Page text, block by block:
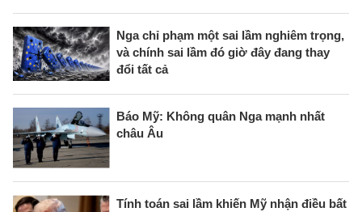
Nga chỉ phạm một sai lầm nghiêm trọng,
và chính sai lầm đó giờ đây đang thay
đổi tất cả
Báo Mỹ: Không quân Nga mạnh nhất
châu Âu
Tính toán sai lầm khiến Mỹ nhận điều bất